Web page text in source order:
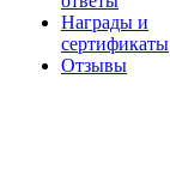
Награды и
сертификаты
Отзывы